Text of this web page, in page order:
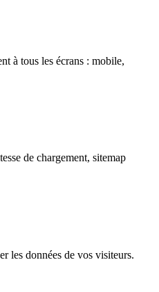
à tous les écrans : mobile,
de chargement, sitemap
les données de vos visiteurs.